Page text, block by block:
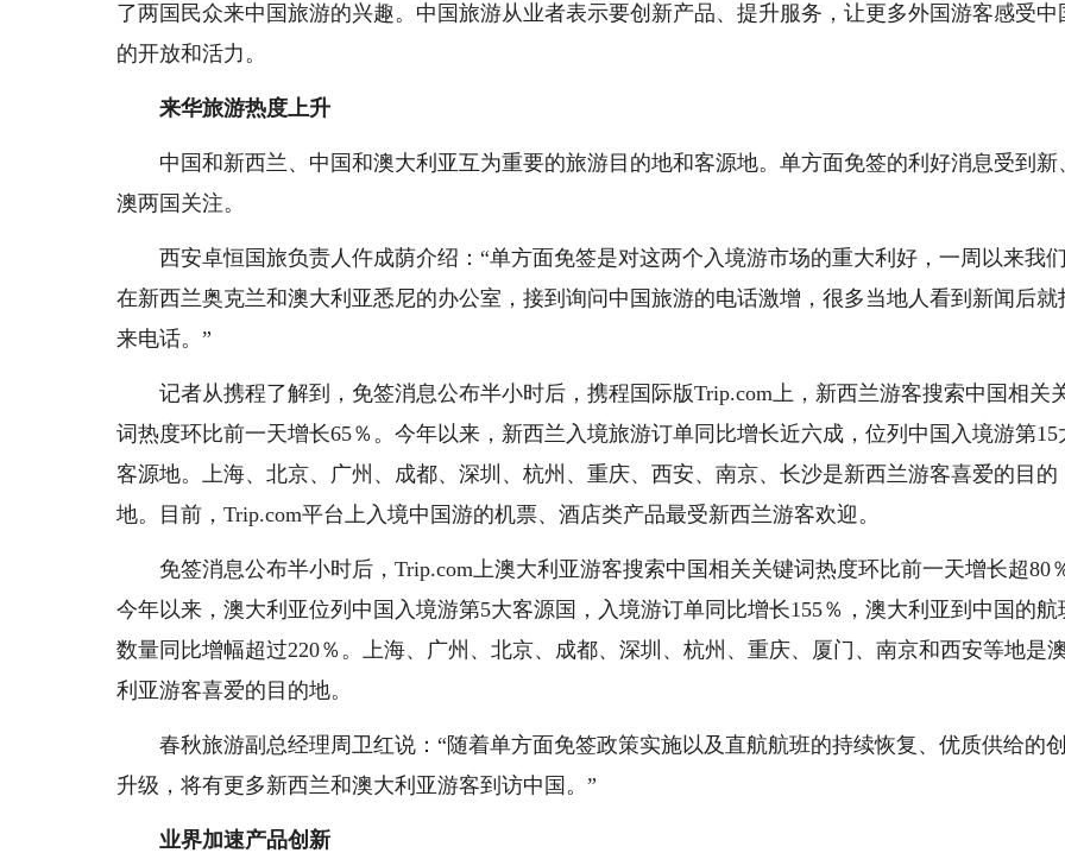
了两国民众来中国旅游的兴趣。中国旅游从业者表示要创新产品、提升服务，让更多外国游客感受中
的开放和活力。
来华旅游热度上升
中国和新西兰、中国和澳大利亚互为重要的旅游目的地和客源地。单方面免签的利好消息受到新
澳两国关注。
西安卓恒国旅负责人仵成荫介绍：“单方面免签是对这两个入境游市场的重大利好，一周以来我
在新西兰奥克兰和澳大利亚悉尼的办公室，接到询问中国旅游的电话激增，很多当地人看到新闻后就
来电话。”
记者从携程了解到，免签消息公布半小时后，携程国际版Trip.com上，新西兰游客搜索中国相关
词热度环比前一天增长65％。今年以来，新西兰入境旅游订单同比增长近六成，位列中国入境游第15
客源地。上海、北京、广州、成都、深圳、杭州、重庆、西安、南京、长沙是新西兰游客喜爱的目的
地。目前，Trip.com平台上入境中国游的机票、酒店类产品最受新西兰游客欢迎。
免签消息公布半小时后，Trip.com上澳大利亚游客搜索中国相关关键词热度环比前一天增长超80
今年以来，澳大利亚位列中国入境游第5大客源国，入境游订单同比增长155％，澳大利亚到中国的航
数量同比增幅超过220％。上海、广州、北京、成都、深圳、杭州、重庆、厦门、南京和西安等地是
利亚游客喜爱的目的地。
春秋旅游副总经理周卫红说：“随着单方面免签政策实施以及直航航班的持续恢复、优质供给的
升级，将有更多新西兰和澳大利亚游客到访中国。”
业界加速产品创新